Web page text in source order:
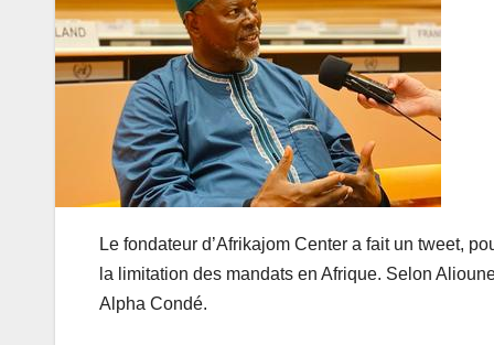
Le fondateur d’Afrikajom Center a fait un tweet,
la limitation des mandats en Afrique. Selon
Alpha Condé.